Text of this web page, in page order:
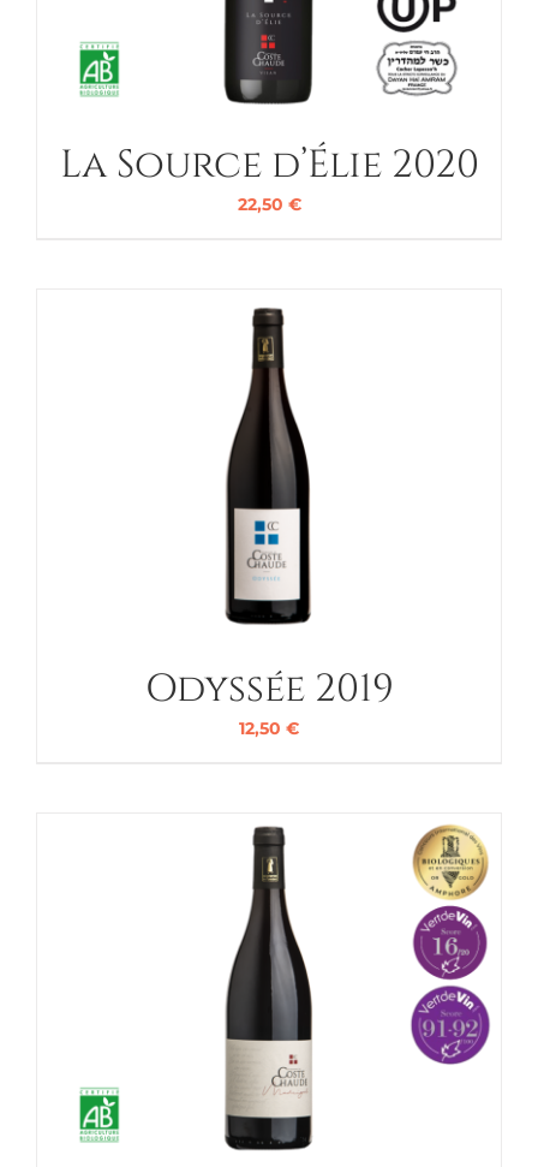
La Source d’Élie 2020
22,50 €
Odyssée 2019
12,50 €